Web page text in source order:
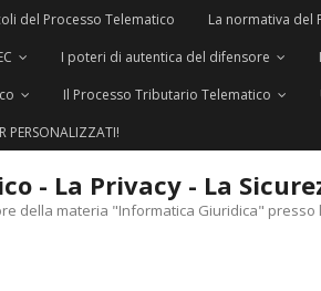
del Processo Telematico La normativa del
I poteri di autentica del difensore
Il Processo Tributario Telematico
PERSONALIZZATI!
- La Privacy - La
della materia "Informatica Giuridica"